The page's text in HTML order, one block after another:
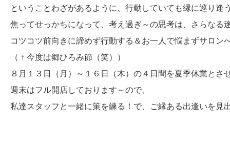
ということわざがあるように、行動していても縁に巡り逢
焦ってせっかちになって、考え過ぎ～の思考は、さらなる
コツコツ前向きに諦めず行動する＆お一人で悩まずサロン
（ ↑ 今度は郷ひろみ節（笑））
８月１３日（月）～１６日（木）の４日間を夏季休業とさ
週末はフル開店しております～ので、
私達スタッフと一緒に策を練る！で、ご縁ある出逢いを見